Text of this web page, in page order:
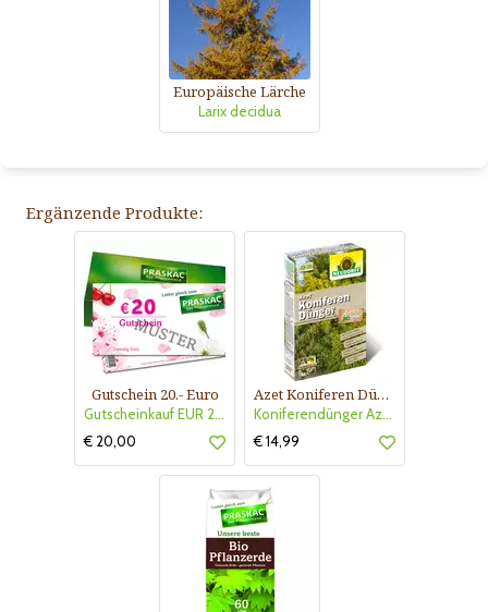
Europäische Lärche
Larix decidua
Ergänzende Produkte:
Gutschein 20.- Euro
Gutscheinkauf EUR 20.-
€ 20,00
Azet Koniferen Dünger
Koniferendünger Azet
€ 14,99